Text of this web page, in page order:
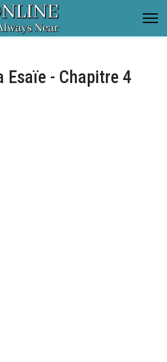
Esaïe - Chapitre 4